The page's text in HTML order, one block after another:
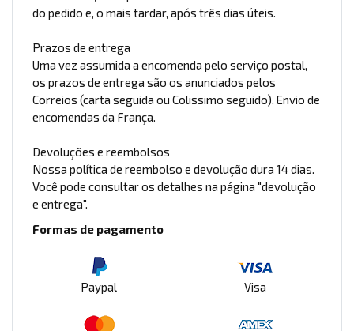
do pedido e, o mais tardar, após três dias úteis.
Prazos de entrega
Uma vez assumida a encomenda pelo serviço postal,
os prazos de entrega são os anunciados pelos
Correios (carta seguida ou Colissimo seguido). Envio de
encomendas da França.
Devoluções e reembolsos
Nossa política de reembolso e devolução dura 14 dias.
Você pode consultar os detalhes na página "devolução
e entrega".
Formas de pagamento
Paypal Visa